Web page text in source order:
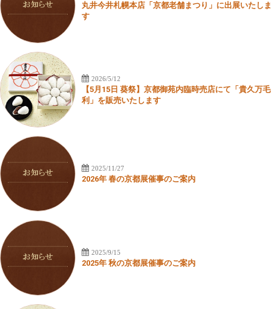
丸井今井札幌本店「京都老舗まつり」に出展いたしま
す
2026/5/12
【5月15日 葵祭】京都御苑内臨時売店にて「貴久万毛
利」を販売いたします
2025/11/27
2026年 春の京都展催事のご案内
2025/9/15
2025年 秋の京都展催事のご案内